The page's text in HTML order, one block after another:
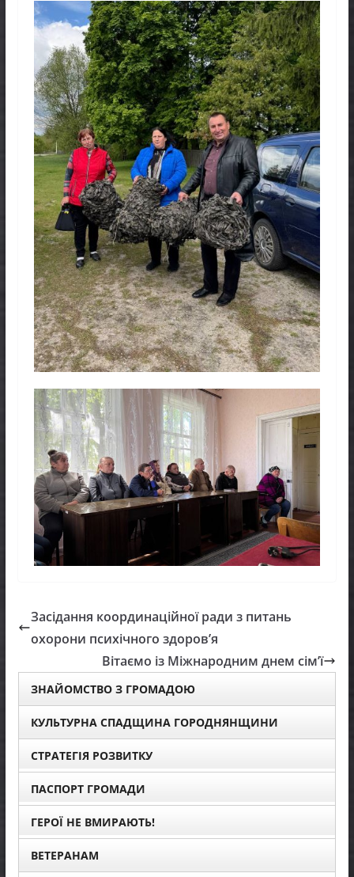
Засідання координаційної ради з питань
охорони психічного здоров’я
Вітаємо із Міжнародним днем сім’ї
ЗНАЙОМСТВО З ГРОМАДОЮ
КУЛЬТУРНА СПАДЩИНА ГОРОДНЯНЩИНИ
СТРАТЕГІЯ РОЗВИТКУ
ПАСПОРТ ГРОМАДИ
ГЕРОЇ НЕ ВМИРАЮТЬ!
ВЕТЕРАНАМ